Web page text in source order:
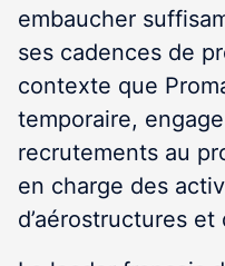
embaucher
ses cadences de
contexte que
temporaire,
recrutements au
en charge des
d’aérostructures